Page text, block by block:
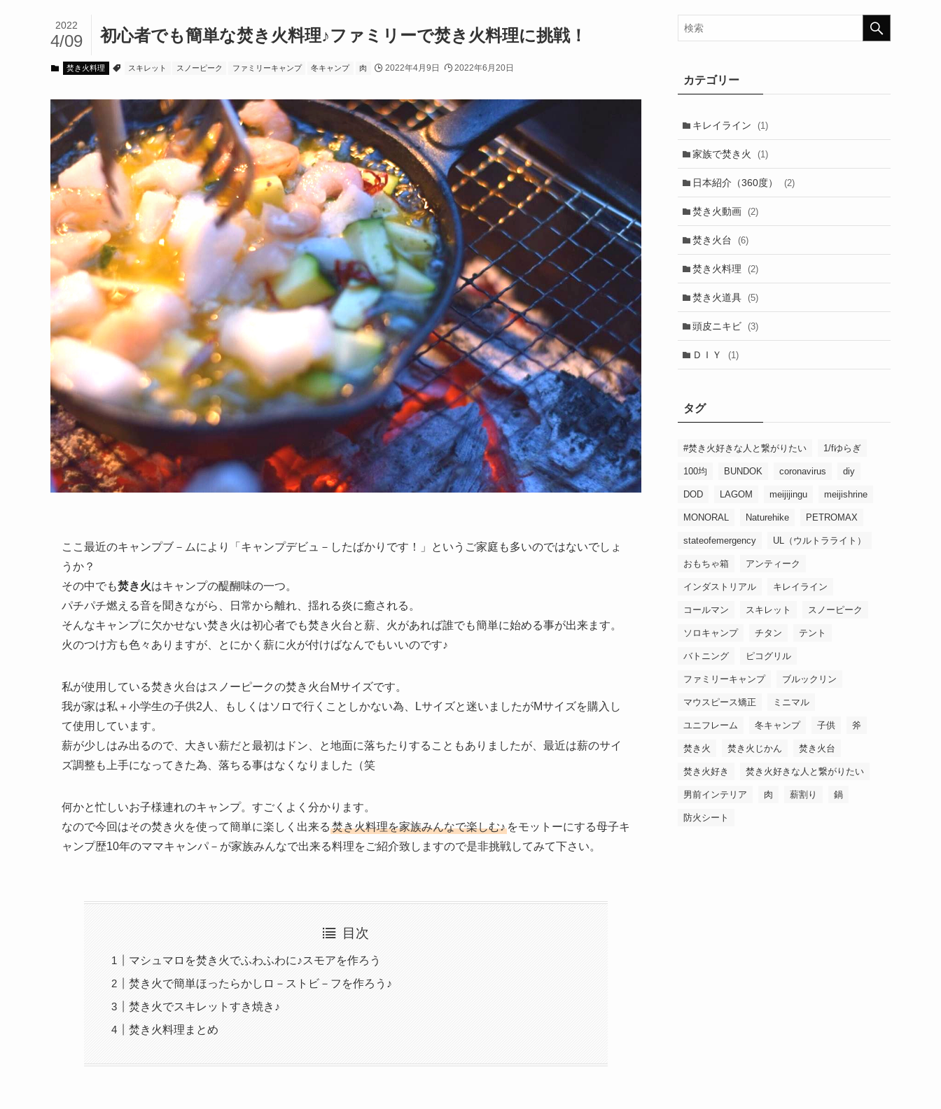
初心者でも簡単な焚き火料理♪ファミリーで焚き火料理に挑戦！
2022
4/09
焚き火料理 スキレット スノーピーク ファミリーキャンプ 冬キャンプ 肉 2022年4月9日 2022年6月20日
ここ最近のキャンプブ－ムにより「キャンプデビュ－したばかりです！」というご家庭も多いのではないでしょ
うか？
その中でも焚き火はキャンプの醍醐味の一つ。
パチパチ燃える音を聞きながら、日常から離れ、揺れる炎に癒される。
そんなキャンプに欠かせない焚き火は初心者でも焚き火台と薪、火があれば誰でも簡単に始める事が出来ます。
火のつけ方も色々ありますが、とにかく薪に火が付けばなんでもいいのです♪
私が使用している焚き火台はスノーピークの焚き火台Mサイズです。
我が家は私＋小学生の子供2人、もしくはソロで行くことしかない為、Lサイズと迷いましたがMサイズを購入し
て使用しています。
薪が少しはみ出るので、大きい薪だと最初はドン、と地面に落ちたりすることもありましたが、最近は薪のサイ
ズ調整も上手になってきた為、落ちる事はなくなりました（笑
何かと忙しいお子様連れのキャンプ。すごくよく分かります。
なので今回はその焚き火を使って簡単に楽しく出来る 焚き火料理を家族みんなで楽しむ♪ をモットーにする母子キ
ャンプ歴10年のママキャンパ－が家族みんなで出来る料理をご紹介致しますので是非挑戦してみて下さい。
目次
マシュマロを焚き火でふわふわに♪スモアを作ろう
焚き火で簡単ほったらかしロ－ストビ－フを作ろう♪
焚き火でスキレットすき焼き♪
焚き火料理まとめ
カテゴリー
キレイライン (1)
家族で焚き火 (1)
日本紹介（360度） (2)
焚き火動画 (2)
焚き火台 (6)
焚き火料理 (2)
焚き火道具 (5)
頭皮ニキビ (3)
ＤＩＹ (1)
タグ
#焚き火好きな人と繋がりたい 1/fゆらぎ
100均 BUNDOK coronavirus diy
DOD LAGOM meijijingu meijishrine
MONORAL Naturehike PETROMAX
stateofemergency UL（ウルトラライト）
おもちゃ箱 アンティーク
インダストリアル キレイライン
コールマン スキレット スノーピーク
ソロキャンプ チタン テント
バトニング ピコグリル
ファミリーキャンプ ブルックリン
マウスピース矯正 ミニマル
ユニフレーム 冬キャンプ 子供 斧
焚き火 焚き火じかん 焚き火台
焚き火好き 焚き火好きな人と繋がりたい
男前インテリア 肉 薪割り 鍋
防火シート